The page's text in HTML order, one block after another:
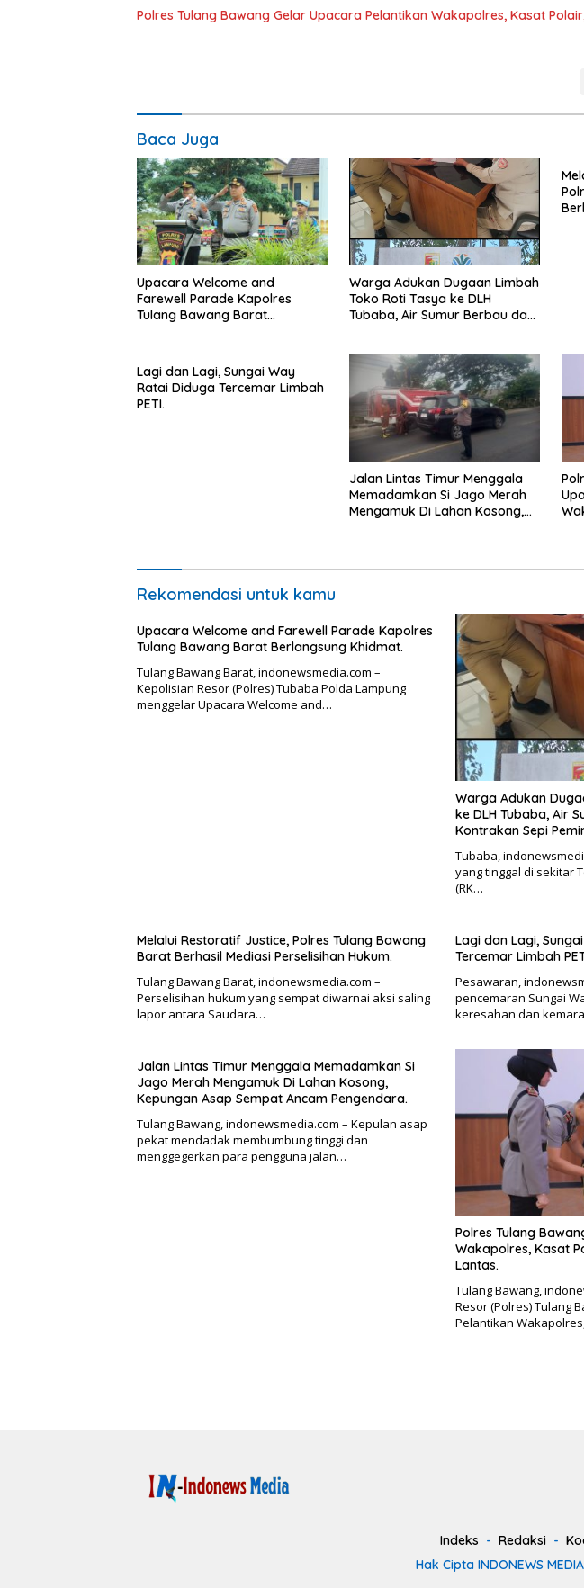
Polres Tulang Bawang Gelar Upacara Pelantikan Wakapolres, Kasat
Baca Juga
Upacara Welcome and
Farewell Parade Kapolres
Tulang Bawang Barat
Warga Adukan Dugaan Limbah
Toko Roti Tasya ke DLH
Tubaba, Air Sumur Berbau dan
Lagi dan Lagi, Sungai Way
Ratai Diduga Tercemar Limbah
PETI.
Jalan Lintas Timur Menggala
Memadamkan Si Jago Merah
Mengamuk Di Lahan Kosong,
Rekomendasi untuk kamu
Upacara Welcome and Farewell Parade Kapolres
Tulang Bawang Barat Berlangsung Khidmat.
Tulang Bawang Barat, indonewsmedia.com –
Kepolisian Resor (Polres) Tubaba Polda Lampung
menggelar Upacara Welcome and…
Warga Adukan
ke DLH Tubaba, Air
Kontrakan Sepi
Tubaba,
yang tinggal di sekitar
(RK…
Melalui Restoratif Justice, Polres Tulang Bawang
Barat Berhasil Mediasi Perselisihan Hukum.
Tulang Bawang Barat, indonewsmedia.com –
Perselisihan hukum yang sempat diwarnai aksi saling
lapor antara Saudara…
Lagi dan Lagi,
Tercemar Limbah
Pesawaran,
pencemaran Sungai
keresahan dan
Jalan Lintas Timur Menggala Memadamkan Si
Jago Merah Mengamuk Di Lahan Kosong,
Kepungan Asap Sempat Ancam Pengendara.
Tulang Bawang, indonewsmedia.com – Kepulan asap
pekat mendadak membumbung tinggi dan
menggegerkan para pengguna jalan…
Polres Tulang
Wakapolres, Kasat
Lantas.
Tulang Bawang,
Resor (Polres) Tulang
Pelantikan
Indeks Redaksi
Hak Cipta INDONEWS